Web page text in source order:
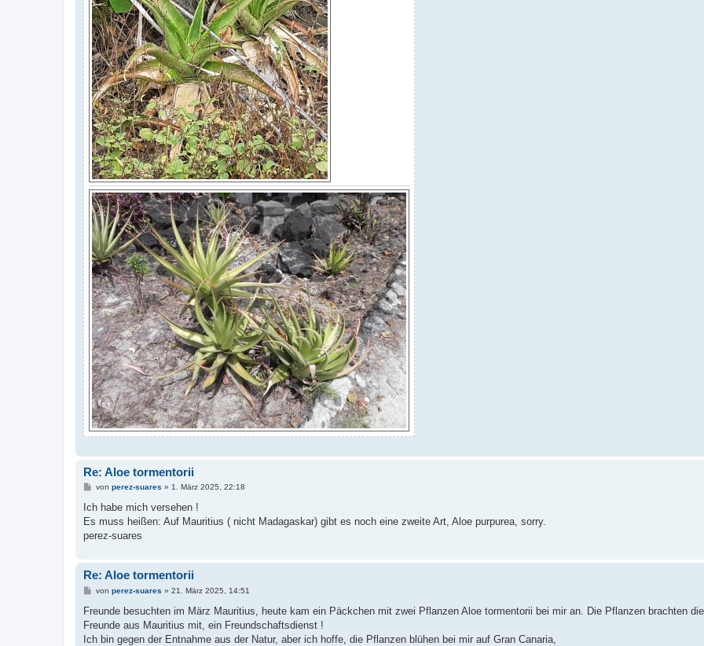
Re: Aloe tormentorii
B
i
r
a
von perez-suares » 1. März 2025, 22:18
Ich habe mich versehen !
Es muss heißen: Auf Mauritius ( nicht Madagaskar) gibt es noch eine zweite Art, Aloe purpurea, sorry.
perez-suares
Re: Aloe tormentorii
B
i
r
a
von perez-suares » 21. März 2025, 14:51
Freunde besuchten im März Mauritius, heute kam ein Päckchen mit zwei Pflanzen Aloe tormentorii bei mir an. Die Pflanzen brachten die
Freunde aus Mauritius mit, ein Freundschaftsdienst !
Ich bin gegen der Entnahme aus der Natur, aber ich hoffe, die Pflanzen blühen bei mir auf Gran Canaria,